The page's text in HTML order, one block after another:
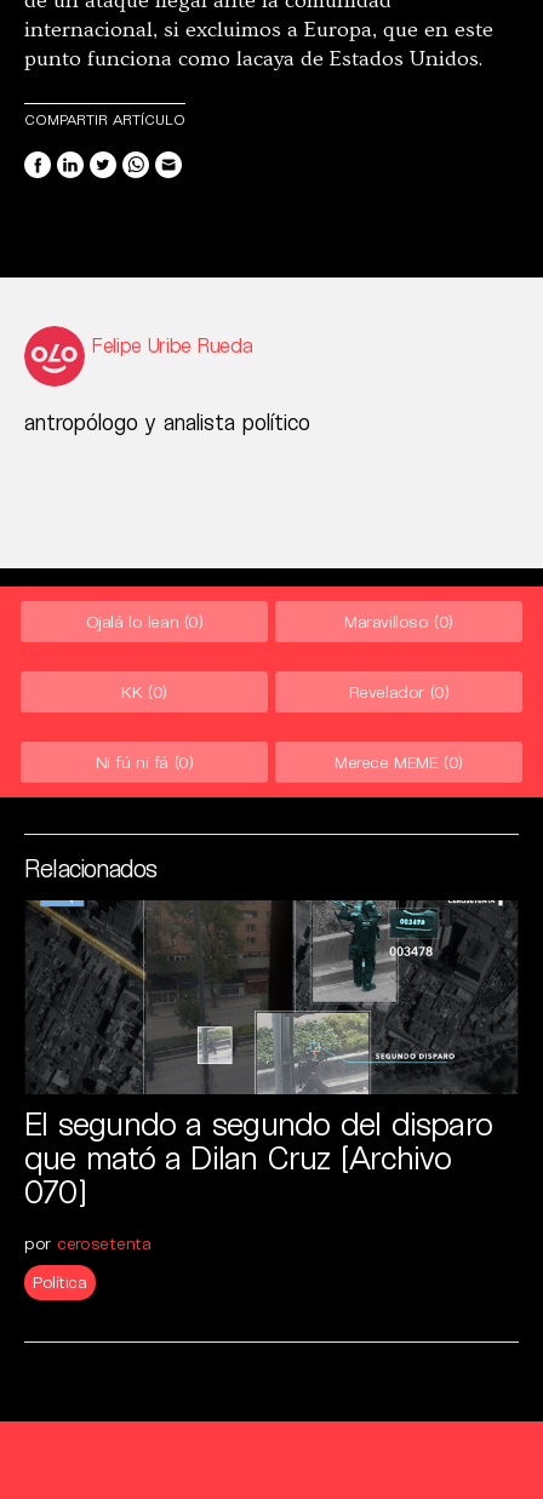
internacional, si excluimos a Europa, que en este
punto funciona como lacaya de Estados Unidos.
COMPARTIR ARTÍCULO
Felipe Uribe Rueda
antropólogo y analista político
Ojalá lo lean (0) Maravilloso (0)
KK (0) Revelador (0)
Ni fú ni fá (0) Merece MEME (0)
Relacionados
El segundo a segundo del disparo
que mató a Dilan Cruz [Archivo
070]
por cerosetenta
Política